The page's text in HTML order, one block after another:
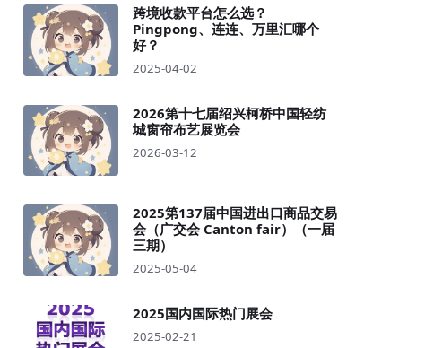
跨境收款平台怎么选？
Pingpong、连连、万里汇哪个
好？
2025-04-02
2026第十七届绍兴柯桥中国轻纺
城窗帘布艺展览会
2026-03-12
2025第137届中国进出口商品交易
会（广交会 Canton fair）（一届
三期）
2025-05-04
2025国内国际热门展会
2025-02-21